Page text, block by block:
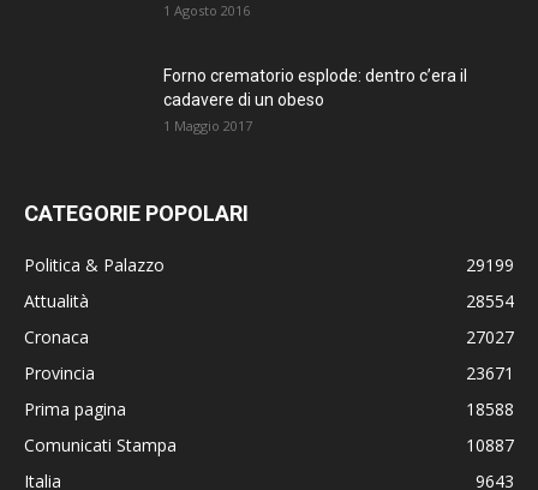
1 Agosto 2016
Forno crematorio esplode: dentro c’era il
cadavere di un obeso
1 Maggio 2017
CATEGORIE POPOLARI
Politica & Palazzo
29199
Attualità
28554
Cronaca
27027
Provincia
23671
Prima pagina
18588
Comunicati Stampa
10887
Italia
9643